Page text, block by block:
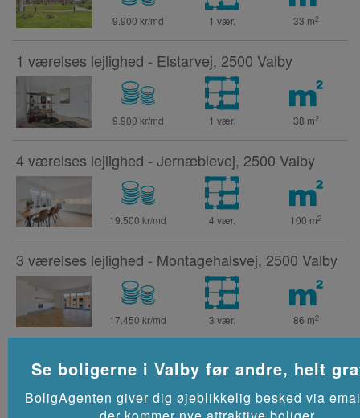
9.900 kr/md 1 vær. 33 m2
1 værelses lejlighed - Elstarvej, 2500 Valby
9.900 kr/md 1 vær. 38 m2
4 værelses lejlighed - Jernæblevej, 2500 Valby
19.500 kr/md 4 vær. 100 m2
3 værelses lejlighed - Montagehalsvej, 2500 Valby
17.450 kr/md 3 vær. 86 m2
4 værelses lejlighed - Montagehalsvej, 2500 Valby
Se boligerne i Valby før andre, helt
BoligAgenten giver dig øjeblikkelig besked via